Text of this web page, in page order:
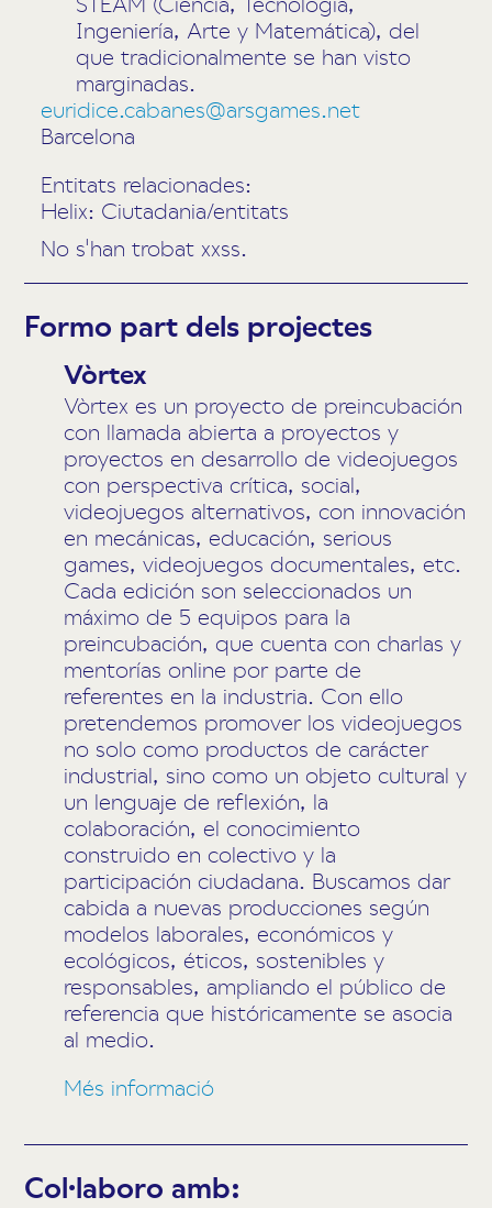
Ingeniería, Arte y Matemática), del
que tradicionalmente se han visto
marginadas.
euridice.cabanes@arsgames.net
Barcelona
Entitats relacionades:
Helix: Ciutadania/entitats
No s'han trobat xxss.
Formo part dels projectes
Vòrtex
Vòrtex es un proyecto de preincubación
con llamada abierta a proyectos y
proyectos en desarrollo de videojuegos
con perspectiva crítica, social,
videojuegos alternativos, con innovación
en mecánicas, educación, serious
games, videojuegos documentales, etc.
Cada edición son seleccionados un
máximo de 5 equipos para la
preincubación, que cuenta con charlas y
mentorías online por parte de
referentes en la industria. Con ello
pretendemos promover los videojuegos
no solo como productos de carácter
industrial, sino como un objeto cultural y
un lenguaje de reflexión, la
colaboración, el conocimiento
construido en colectivo y la
participación ciudadana. Buscamos dar
cabida a nuevas producciones según
modelos laborales, económicos y
ecológicos, éticos, sostenibles y
responsables, ampliando el público de
referencia que históricamente se asocia
al medio.
Més informació
Col·laboro amb: